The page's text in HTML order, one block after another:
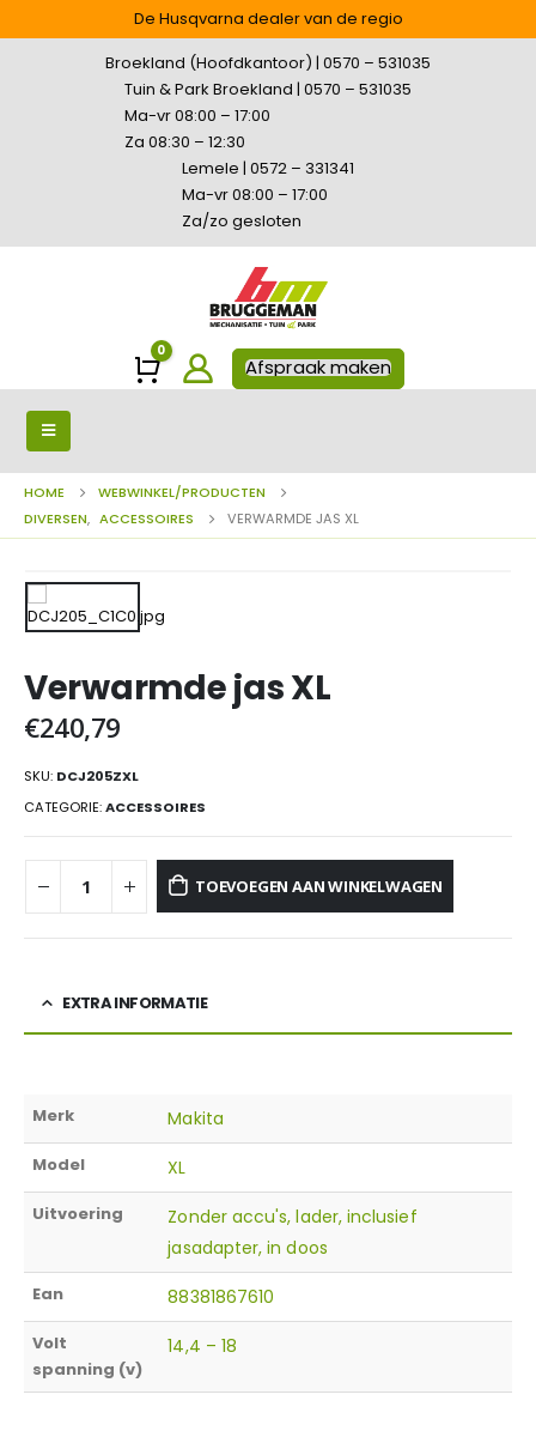
De Husqvarna dealer van de regio
Broekland (Hoofdkantoor) | 0570 – 531035
Tuin & Park Broekland | 0570 – 531035
Ma-vr 08:00 – 17:00
Za 08:30 – 12:30
Lemele | 0572 – 331341
Ma-vr 08:00 – 17:00
Za/zo gesloten
Winkelwagen
0
Afspraak maken
HOME
WEBWINKEL/PRODUCTEN
DIVERSEN, ACCESSOIRES VERWARMDE JAS XL
Verwarmde jas XL
€240,79
SKU: DCJ205ZXL
CATEGORIE:ACCESSOIRES
TOEVOEGEN AAN WINKELWAGEN
EXTRA INFORMATIE
Merk Makita
Model XL
Uitvoering
Zonder accu's, lader, inclusief
jasadapter, in doos
Ean 88381867610
Volt
spanning (v)
14,4 – 18